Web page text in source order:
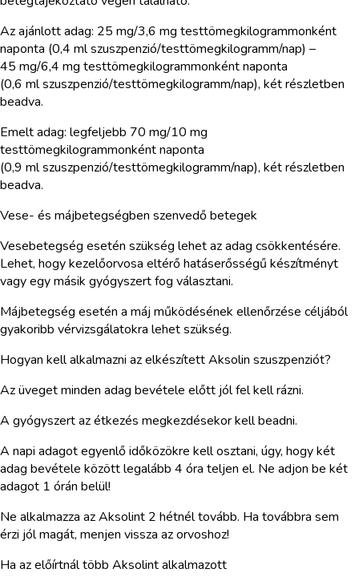
Az ajánlott adag: 25 mg/3,6 mg testtömegkilogrammonként
naponta (0,4 ml szuszpenzió/testtömegkilogramm/nap) –
45 mg/6,4 mg testtömegkilogrammonként naponta
(0,6 ml szuszpenzió/testtömegkilogramm/nap), két részletben
beadva.
Emelt adag: legfeljebb 70 mg/10 mg
testtömegkilogrammonként naponta
(0,9 ml szuszpenzió/testtömegkilogramm/nap), két részletben
beadva.
Vese- és májbetegségben szenvedő betegek
Vesebetegség esetén szükség lehet az adag csökkentésére.
Lehet, hogy kezelőorvosa eltérő hatáserősségű készítményt
vagy egy másik gyógyszert fog választani.
Májbetegség esetén a máj működésének ellenőrzése céljából
gyakoribb vérvizsgálatokra lehet szükség.
Hogyan kell alkalmazni az elkészített Aksolin szuszpenziót?
Az üveget minden adag bevétele előtt jól fel kell rázni.
A gyógyszert az étkezés megkezdésekor kell beadni.
A napi adagot egyenlő időközökre kell osztani, úgy, hogy két
adag bevétele között legalább 4 óra teljen el. Ne adjon be két
adagot 1 órán belül!
Ne alkalmazza az Aksolint 2 hétnél tovább. Ha továbbra sem
érzi jól magát, menjen vissza az orvoshoz!
Ha az előírtnál több Aksolint alkalmazott